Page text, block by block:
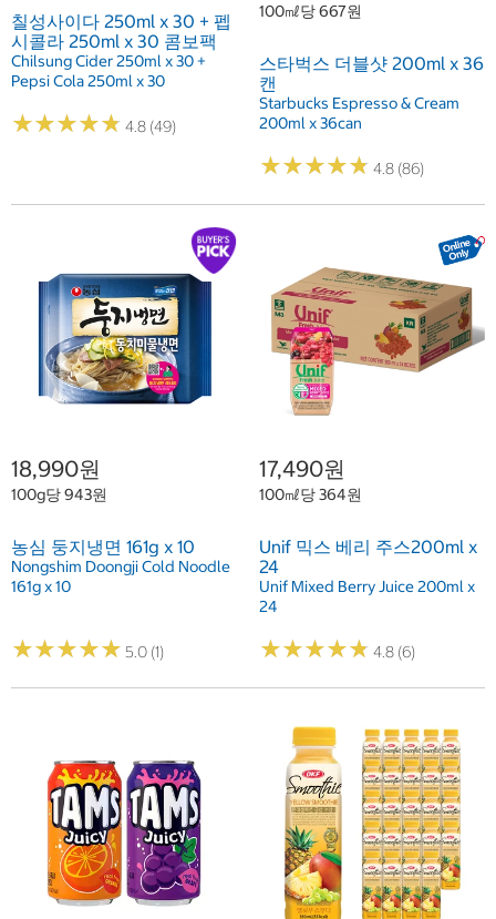
칠성사이다 250ml x 30 + 펩
시콜라 250ml x 30 콤보팩
Chilsung Cider 250ml x 30 +
Pepsi Cola 250ml x 30
★★★★★
★★★★★ 4.8 (49)
100㎖당 667원
스타벅스 더블샷 200ml x 36
캔
Starbucks Espresso & Cream
200ml x 36can
★★★★★
★★★★★ 4.8 (86)
18,990원
100g당 943원
농심 둥지냉면 161g x 10
Nongshim Doongji Cold Noodle
161g x 10
★★★★★
★★★★★ 5.0 (1)
17,490원
100㎖당 364원
Unif 믹스 베리 주스200ml x
24
Unif Mixed Berry Juice 200ml x
24
★★★★★
★★★★★ 4.8 (6)